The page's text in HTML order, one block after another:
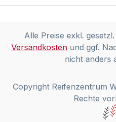
Alle Preise exkl.
Versandkostenund ggf.
nicht anders
Copyright Reifenzentrum
Rechte